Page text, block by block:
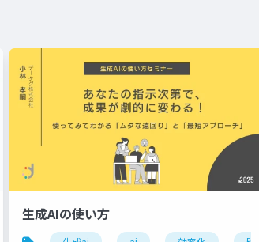
生成AIの使い方